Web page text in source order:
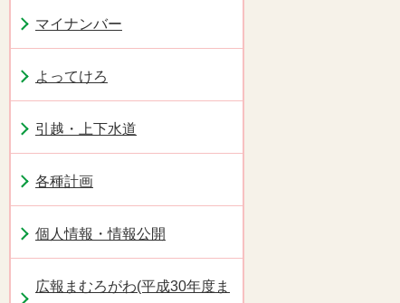
マイナンバー
よってけろ
引越・上下水道
各種計画
個人情報・情報公開
広報まむろがわ(平成30年度ま